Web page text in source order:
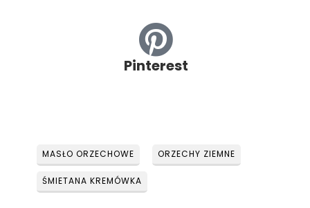
Pinterest
MASŁO ORZECHOWE ORZECHY ZIEMNE
ŚMIETANA KREMÓWKA